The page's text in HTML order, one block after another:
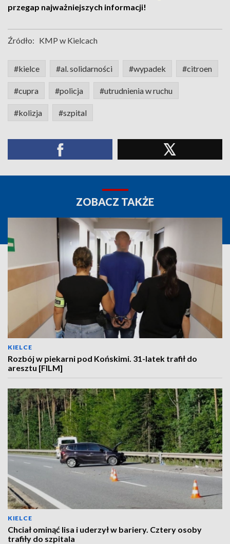
przegap najważniejszych informacji!
Źródło: KMP w Kielcach
#kielce #al. solidarności #wypadek #citroen
#cupra #policja #utrudnienia w ruchu
#kolizja #szpital
ZOBACZ TAKŻE
KIELCE
Rozbój w piekarni pod Końskimi. 31-latek trafił do
aresztu [FILM]
KIELCE
Chciał ominąć lisa i uderzył w bariery. Cztery osoby
trafiły do szpitala